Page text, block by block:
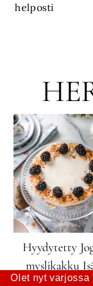
helposti
Hyydytetty
myslikakku
Olet nyt